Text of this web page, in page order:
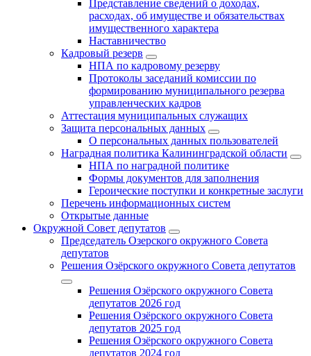
Представление сведений о доходах,
расходах, об имуществе и обязательствах
имущественного характера
Наставничество
Кадровый резерв
НПА по кадровому резерву
Протоколы заседаний комиссии по
формированию муниципального резерва
управленческих кадров
Аттестация муниципальных служащих
Защита персональных данных
О персональных данных пользователей
Наградная политика Калининградской области
НПА по наградной политике
Формы документов для заполнения
Героические поступки и конкретные заслуги
Перечень информационных систем
Открытые данные
Окружной Совет депутатов
Председатель Озерского окружного Совета
депутатов
Решения Озёрского окружного Совета депутатов
Решения Озёрского окружного Совета
депутатов 2026 год
Решения Озёрского окружного Совета
депутатов 2025 год
Решения Озёрского окружного Совета
депутатов 2024 год